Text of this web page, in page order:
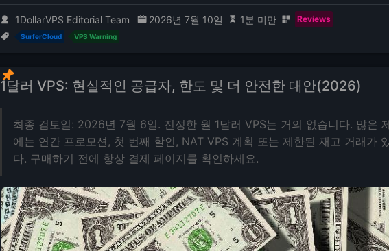
1DollarVPS Editorial Team 2026년 7월 10일 1분 미만 Reviews
SurferCloud VPS Warning
1달러 VPS: 현실적인 공급자, 한도 및 더 안전한 대안(2026)
최종 검토일: 2026년 7월 6일. 진정한 월 1달러 VPS는 거의 없습니다. 많은
에는 연간 프로모션, 첫 번째 할인, NAT VPS 계획 또는 제한된 재고 거래가
다. 구매하기 전에 항상 결제 페이지를 확인하세요.